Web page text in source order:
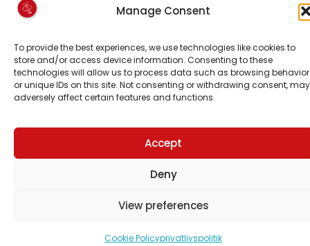
Manage Consent
To provide the best experiences, we use technologies like cookies to
store and/or access device information. Consenting to these
technologies will allow us to process data such as browsing behavior
or unique IDs on this site. Not consenting or withdrawing consent, may
adversely affect certain features and functions.
Accept
Deny
View preferences
Cookie Policyprivatlivspolitik
FØLG OS PÅ:
INSTAGRAM
TIKTOK
af hjemmeside.gl